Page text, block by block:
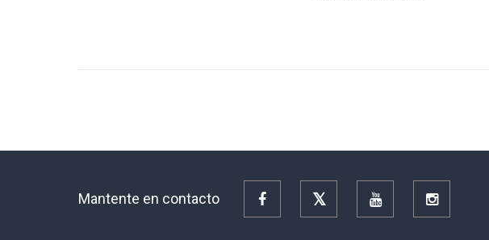
Mantente en contacto Facebook YouTube Instagram